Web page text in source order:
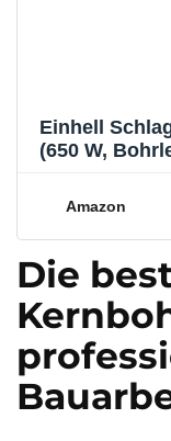
Einhell
(650 W,
Gürtelhaken)
Amazon
Die